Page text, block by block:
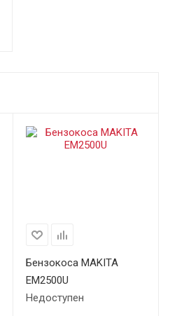
Бензокоса MAKITA
EM2500U
Недоступен